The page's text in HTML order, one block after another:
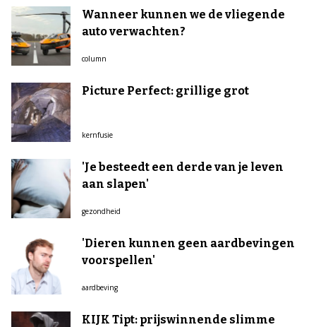
Wanneer kunnen we de vliegende
auto verwachten?
column
Picture Perfect: grillige grot
kernfusie
'Je besteedt een derde van je leven
aan slapen'
gezondheid
'Dieren kunnen geen aardbevingen
voorspellen'
aardbeving
KIJK Tipt: prijswinnende slimme